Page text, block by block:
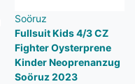
Soöruz
Fullsuit Kids 4/3 CZ
Fighter Oysterprene
Kinder Neoprenanzug
Soöruz 2023